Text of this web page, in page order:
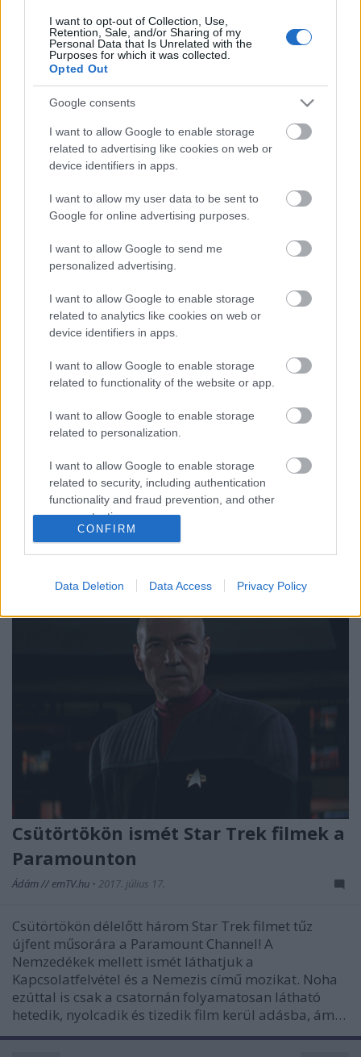
I want to opt-out of Collection, Use,
Retention, Sale, and/or Sharing of my
Personal Data that Is Unrelated with the
Purposes for which it was collected.
Opted Out
Google consents
I want to allow Google to enable storage
related to advertising like cookies on web or
device identifiers in apps.
I want to allow my user data to be sent to
Google for online advertising purposes.
I want to allow Google to send me
personalized advertising.
I want to allow Google to enable storage
related to analytics like cookies on web or
device identifiers in apps.
I want to allow Google to enable storage
related to functionality of the website or app.
I want to allow Google to enable storage
related to personalization.
I want to allow Google to enable storage
related to security, including authentication
functionality and fraud prevention, and other
user protection.
CONFIRM
Data Deletion Data Access Privacy Policy
Augusztus utolsó napjaiban a hónap elejéhez képest
kevésbé kényeztetnek minket a hazai csatornák;
ezúttal négy Star Trek filmet láthatunk a…
Star Trek a tévében – augusztus 3 és
15 között
Manapság sokféleképpen lehet Star Trek filmeket
fogyasztani; a legkülönfélébb – többségében –
illegális megoldások sokaságán túl sokak számára
még mindig az egyik legkézenfekvőbb, esetleg
egyetlen megoldás az, hogy megnézik valamelyik
kereskedelmi csatornán. Ezért időről-időre
megmutatjuk nektek,…
Csütörtökön ismét Star Trek filmek a
Paramounton
Ádám // emTV.hu • 2017. július 17.
Csütörtökön délelőtt három Star Trek filmet tűz
újfent műsorára a Paramount Channel! A
Nemzedékek mellett ismét láthatjuk a
Kapcsolatfelvétel és a Nemezis című mozikat. Noha
ezúttal is csak a csatornán folyamatosan látható
hetedik, nyolcadik és tizedik film kerül adásba, ám…